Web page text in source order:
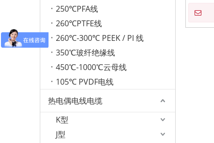
250℃PFA线
260℃PTFE线
260℃-300℃ PEEK / PI 线
350℃玻纤绝缘线
450℃-1000℃云母线
105℃ PVDF电线
热电偶电线电缆
K型
J型